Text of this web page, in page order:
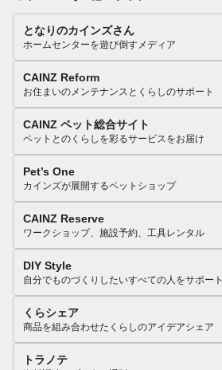
となりのカインズさん
ホームセンターを遊び倒すメディア
CAINZ Reform
お住まいのメンテナンスとくらしのサポート
CAINZ ペット総合サイト
ペットとのくらしを彩るサービスをお届け
Pet’s One
カインズが展開するペットショップ
CAINZ Reserve
ワークショップ、施設予約、工具レンタル
DIY Style
自分でものづくりしたいすべての人をサポート
くらシェア
商品を組み合わせたくらしのアイデアシェア
トラノテ